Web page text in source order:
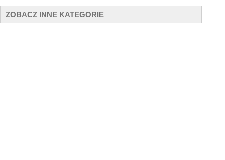
ZOBACZ INNE KATEGORIE